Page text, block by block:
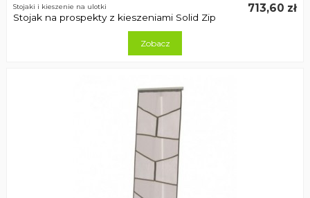
Stojaki i kieszenie na ulotki
Stojak na prospekty z kieszeniami Solid Zip
713,60 zł
Zobacz